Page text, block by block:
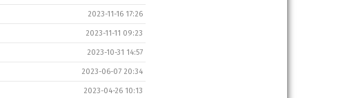
2023-11-16 17:26
2023-11-11 09:23
2023-10-31 14:57
2023-06-07 20:34
2023-04-26 10:13